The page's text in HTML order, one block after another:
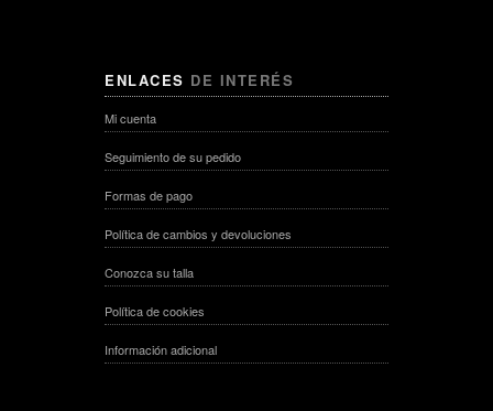
ENLACES DE INTERÉS
Mi cuenta
Seguimiento de su pedido
Formas de pago
Política de cambios y devoluciones
Conozca su talla
Política de cookies
Información adicional